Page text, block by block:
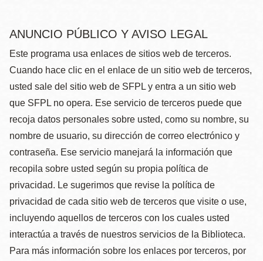
ANUNCIO PÚBLICO Y AVISO LEGAL
Este programa usa enlaces de sitios web de terceros.
Cuando hace clic en el enlace de un sitio web de terceros,
usted sale del sitio web de SFPL y entra a un sitio web
que SFPL no opera. Ese servicio de terceros puede que
recoja datos personales sobre usted, como su nombre, su
nombre de usuario, su dirección de correo electrónico y
contraseña. Ese servicio manejará la información que
recopila sobre usted según su propia política de
privacidad. Le sugerimos que revise la política de
privacidad de cada sitio web de terceros que visite o use,
incluyendo aquellos de terceros con los cuales usted
interactúa a través de nuestros servicios de la Biblioteca.
Para más información sobre los enlaces por terceros, por